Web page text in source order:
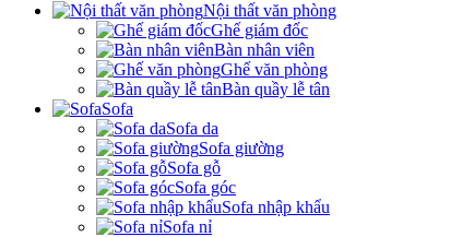
Nội thất văn phòng
Ghế giám đốc
Bàn nhân viên
Ghế văn phòng
Bàn quầy lễ tân
Sofa
Sofa da
Sofa giường
Sofa gỗ
Sofa góc
Sofa nhập khẩu
Sofa nỉ